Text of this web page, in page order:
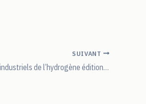
SUIVANT
Plénière 7 : Les moyens de tests des industriels de l’hydrogène édition 2025